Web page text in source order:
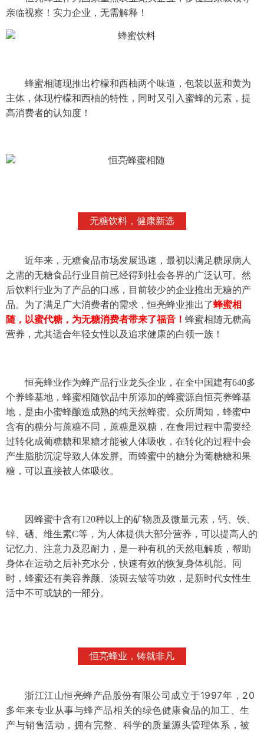
亲临视察！实力企业，无需解释！
蜂蜜相随现推出柠檬和西柚两个味道，包装以蓝和黄为
主体，体现柠檬和西柚的特性，同时又引入蜜蜂的元素，提
高消费者的认知度！
无糖饮料，健康新选
近年来，无糖食品市场发展迅速，最初以满足糖尿病人
之需的无糖食品行业目前已经得到社会各界的广泛认可。然
后饮料行业为了产品的口感，目前较少的企业推出无糖的产
品。为了满足广大消费者的需求，恒亮蜂业推出了蜂蜜相
随，以蜜代糖，为无糖消费者带来了福音！ 蜂蜜相随无糖高
营养，尤其适合年轻女性以及追求健康的白领一族！
恒亮蜂业作为蜂产品行业龙头企业，在全中国建有640多
个养蜂基地，蜂蜜相随饮品中所添加的蜂蜜源自恒亮养蜂基
地，是由小蜜蜂酿造成熟的纯天然蜂蜜。众所周知，蜂蜜中
含有的糖分与蔗糖不同，蔗糖是双糖，在食用过程中需要经
过转化成葡糖糖和果糖才能被人体吸收，在转化的过程中会
产生脂肪沉淀导致人体发胖。而蜂蜜中的糖分为葡糖糖和果
糖，可以直接被人体吸收。
因蜂蜜中含有120种以上的矿物质及微量元素，钙、铁、
锌、硒、维生素C等，为人体提供大部分营养，可以提高人的
记忆力、注意力及忍耐力，是一种有机的天然电解质，帮助
身体在运动之后补充水分，快速有效的恢复身体机能。同
时，蜂蜜还有美容养颜、淡斑去皱等功效，是新时代女性生
活中不可或缺的一部分。
恒亮蜂业，铸就非凡
浙江江山恒亮蜂产品股份有限公司成立于1997年，20
多年来专业从事与蜂产品相关的绿色健康食品的加工、生
产与销售活动，拥有完整、科学的质量源头管理体系，被